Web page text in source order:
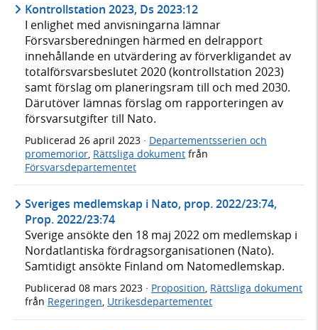
Kontrollstation 2023, Ds 2023:12
I enlighet med anvisningarna lämnar
Försvarsberedningen härmed en delrapport
innehållande en utvärdering av förverkligandet av
totalförsvarsbeslutet 2020 (kontrollstation 2023)
samt förslag om planeringsram till och med 2030.
Därutöver lämnas förslag om rapporteringen av
försvarsutgifter till Nato.
Publicerad 26 april 2023 · Departementsserien och
promemorior Rättsliga dokument från
Försvarsdepartementet
Sveriges medlemskap i Nato, prop. 2022/23:74,
Prop. 2022/23:74
Sverige ansökte den 18 maj 2022 om medlemskap i
Nordatlantiska fördragsorganisationen (Nato).
Samtidigt ansökte Finland om Natomedlemskap.
Publicerad 08 mars 2023 · Proposition, Rättsliga dokument
från Regeringen, Utrikesdepartementet